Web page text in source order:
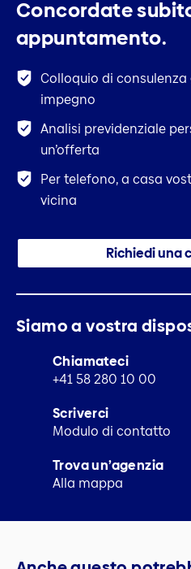
Concordate
appuntamento.
Colloquio di
impegno
Analisi previdenziale
un’offerta
Per telefono, a casa
vicina
Richiedi una
Siamo a vostra
Chiamateci
+41 58 280 10 00
Scriverci
Modulo di contatto
Trova un’agenzia
Alla mappa